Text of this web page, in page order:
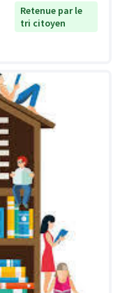
Retenue par le
tri citoyen